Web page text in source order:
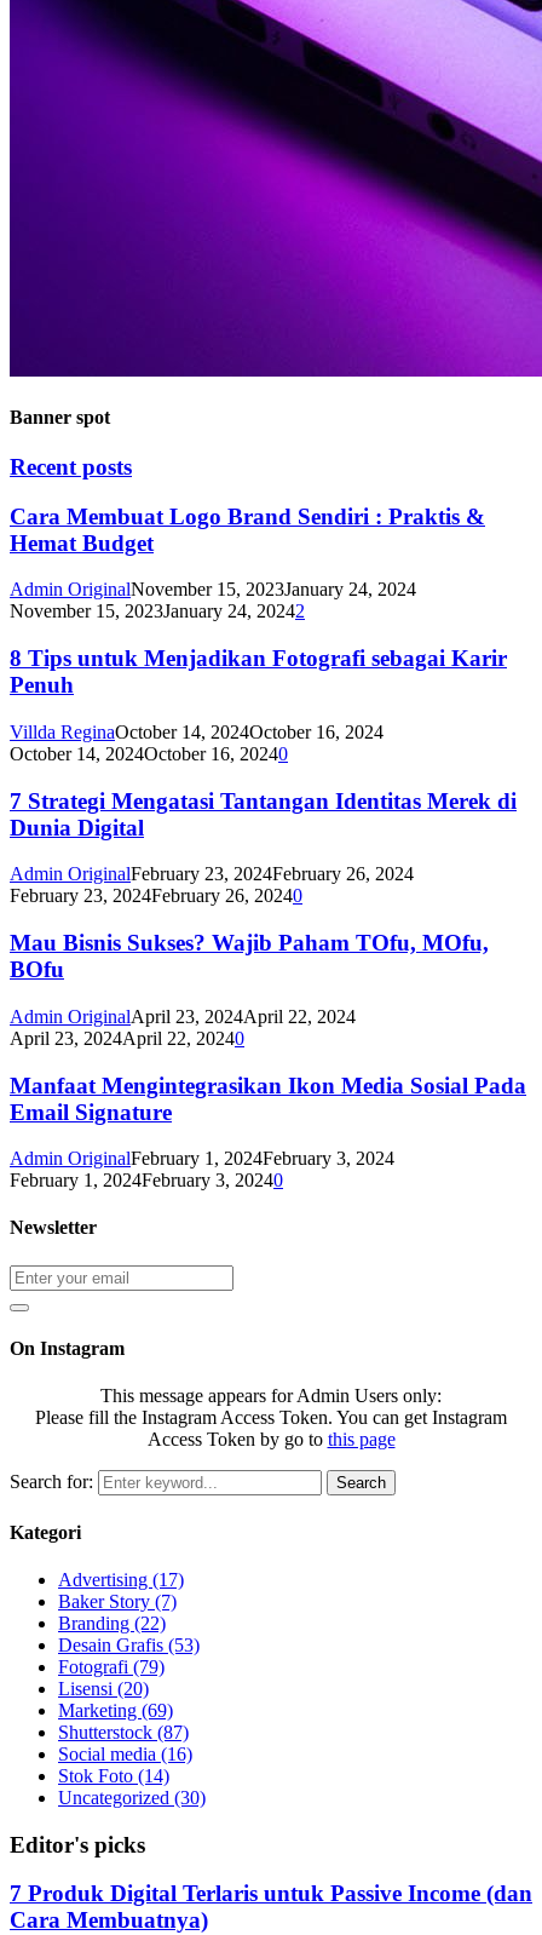
Banner spot
Recent posts
Cara Membuat Logo Brand Sendiri : Praktis &
Hemat Budget
Admin OriginalNovember 15, 2023January 24, 2024
November 15, 2023January 24, 20242
8 Tips untuk Menjadikan Fotografi sebagai Karir
Penuh
Villda ReginaOctober 14, 2024October 16, 2024
October 14, 2024October 16, 20240
7 Strategi Mengatasi Tantangan Identitas Merek di
Dunia Digital
Admin OriginalFebruary 23, 2024February 26, 2024
February 23, 2024February 26, 20240
Mau Bisnis Sukses? Wajib Paham TOfu, MOfu,
BOfu
Admin OriginalApril 23, 2024April 22, 2024
April 23, 2024April 22, 20240
Manfaat Mengintegrasikan Ikon Media Sosial Pada
Email Signature
Admin OriginalFebruary 1, 2024February 3, 2024
February 1, 2024February 3, 20240
Newsletter
On Instagram
This message appears for Admin Users only:
Please fill the Instagram Access Token. You can get Instagram
Access Token by go to this page
Search for: Search
Kategori
Advertising (17)
Baker Story (7)
Branding (22)
Desain Grafis (53)
Fotografi (79)
Lisensi (20)
Marketing (69)
Shutterstock (87)
Social media (16)
Stok Foto (14)
Uncategorized (30)
Editor's picks
7 Produk Digital Terlaris untuk Passive Income (dan
Cara Membuatnya)